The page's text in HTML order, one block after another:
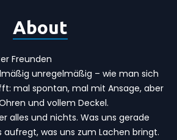
About
Freunden
unregelmäßig – wie man sich
mal spontan, mal mit Ansage, aber
und vollem Deckel.
alles und nichts. Was uns gerade
was uns zum Lachen bringt.